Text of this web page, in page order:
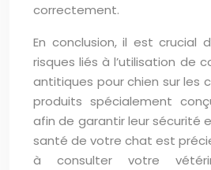
correctement.
En conclusion, il est crucial
risques liés à l’utilisation de
antitiques pour chien sur les
produits spécialement
afin de garantir leur sécurité
santé de votre chat est
à consulter votre